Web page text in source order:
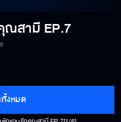
ณสามี EP.7
งหมด